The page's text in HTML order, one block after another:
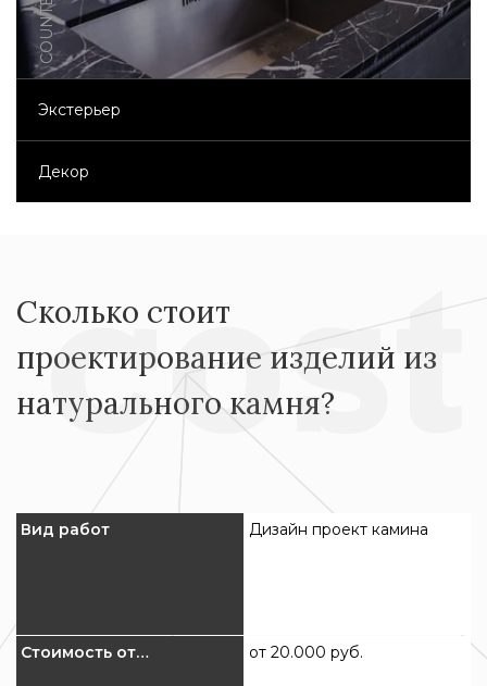
Экстерьер
Декор
Сколько стоит
проектирование изделий из
натурального камня?
Вид работ Дизайн проект камина
Стоимость от… от 20.000 руб.